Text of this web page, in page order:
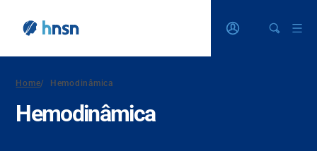
Home/ Hemodinâmica
Hemodinâmica